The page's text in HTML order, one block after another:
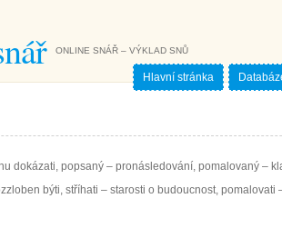
ONLINE SNÁŘ – VÝKLAD SNŮ
Hlavní stránka
dokázati, popsaný – pronásledování, pomalovaný –
býti, stříhati – starosti o budoucnost, pomalovati